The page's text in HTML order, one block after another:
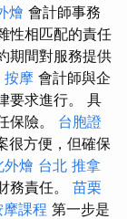
燴 會計師事務
性相匹配的責任
期間對服務提供
按摩 會計師與企
要求進行。 具
保險。 台胞證
很方便，但確保
外燴 台北 推拿
務責任。 苗栗
課程 第一步是